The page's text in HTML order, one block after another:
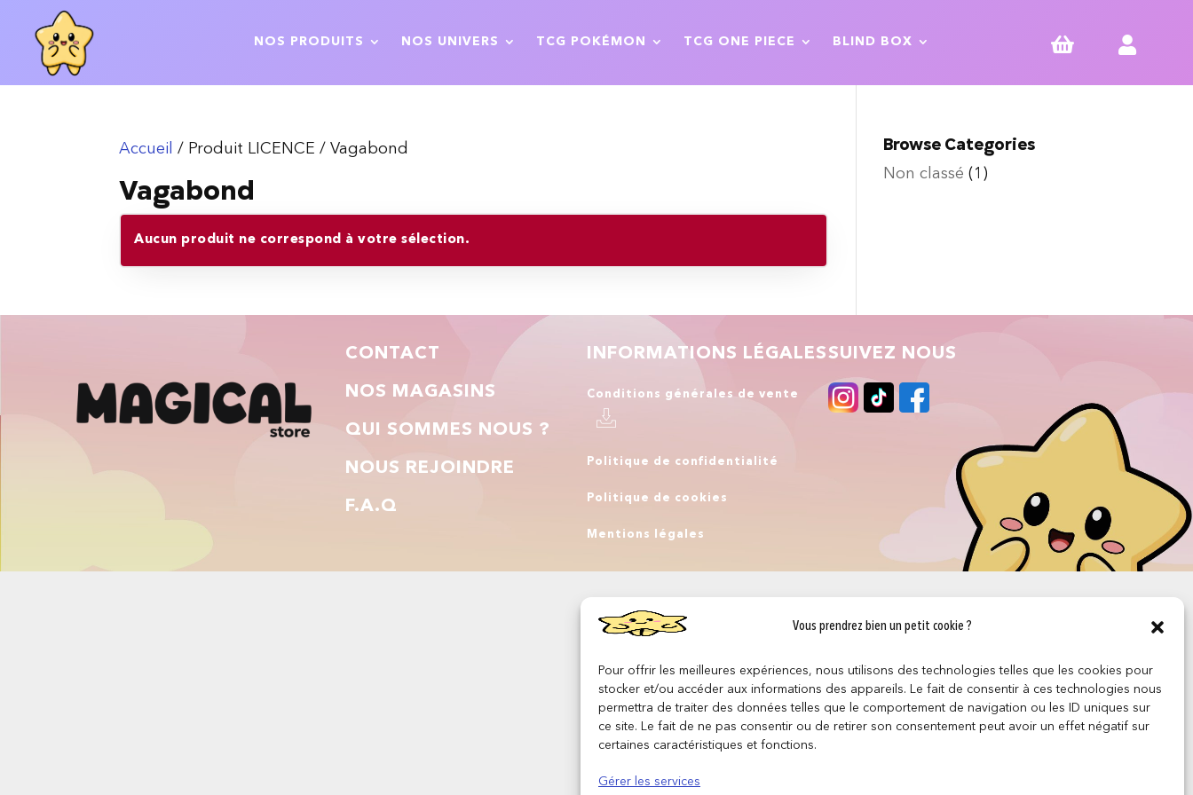
Vous prendrez bien un petit cookie ?
Pour offrir les meilleures expériences, nous utilisons des technologies telles que les cookies pour
stocker et/ou accéder aux informations des appareils. Le fait de consentir à ces technologies nous
permettra de traiter des données telles que le comportement de navigation ou les ID uniques sur
ce site. Le fait de ne pas consentir ou de retirer son consentement peut avoir un effet négatif sur
certaines caractéristiques et fonctions.
Gérer les services
NOS PRODUITS NOS UNIVERS TCG POKÉMON TCG ONE PIECE BLIND BOX  
Accueil / Produit LICENCE / Vagabond
Vagabond
Aucun produit ne correspond à votre sélection.
Browse Categories
Non classé (1)
CONTACT
NOS MAGASINS
QUI SOMMES NOUS ?
NOUS REJOINDRE
F.A.Q
INFORMATIONS LÉGALES
Conditions générales de vente
Politique de confidentialité
Politique de cookies
Mentions légales
SUIVEZ NOUS